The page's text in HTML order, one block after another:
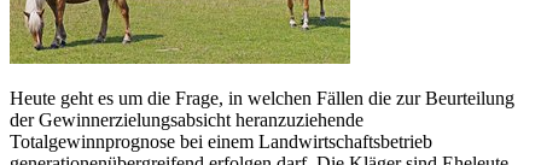
Heute geht es um die Frage, in welchen Fällen die zur Beurteilung
der Gewinnerzielungsabsicht heranzuziehende
Totalgewinnprognose bei einem Landwirtschaftsbetrieb